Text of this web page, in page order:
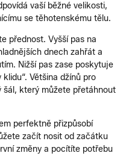
vaší běžné velikosti,
se těhotenskému tělu.
přednost. Vyšší pas na
dnech zahřát a
Nižší pas zase poskytuje
Většina džínů pro
který můžete přetáhnout
perfektně přizpůsobí
začít nosit od začátku
změny a pocítíte potřebu